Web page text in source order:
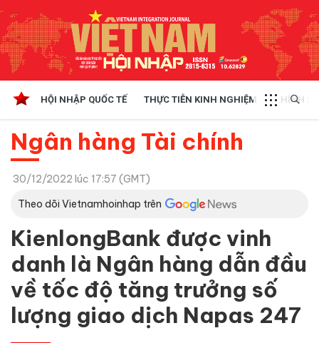
HỘI NHẬP QUỐC TẾ THỰC TIỄN KINH NGHIỆM CHÍNH
Ngân hàng Tài chính
30/12/2022 lúc 17:57 (GMT)
Theo dõi Vietnamhoinhap trên
KienlongBank được vinh
danh là Ngân hàng dẫn đầu
về tốc độ tăng trưởng số
lượng giao dịch Napas 247